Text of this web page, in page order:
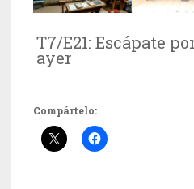
T7/E21: Escápate
ayer
Compártelo: